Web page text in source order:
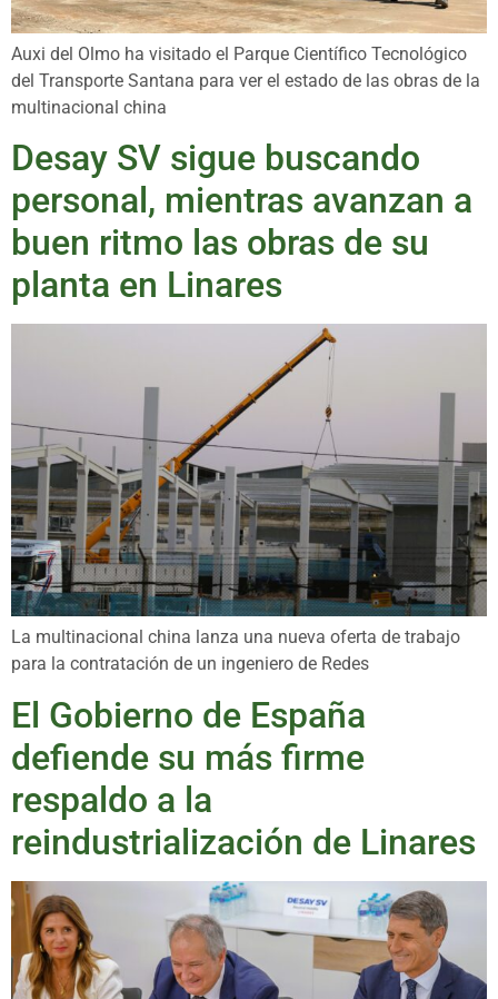
Auxi del Olmo ha visitado el Parque Científico Tecnológico
del Transporte Santana para ver el estado de las obras de la
multinacional china
Desay SV sigue buscando
personal, mientras avanzan a
buen ritmo las obras de su
planta en Linares
La multinacional china lanza una nueva oferta de trabajo
para la contratación de un ingeniero de Redes
El Gobierno de España
defiende su más firme
respaldo a la
reindustrialización de Linares